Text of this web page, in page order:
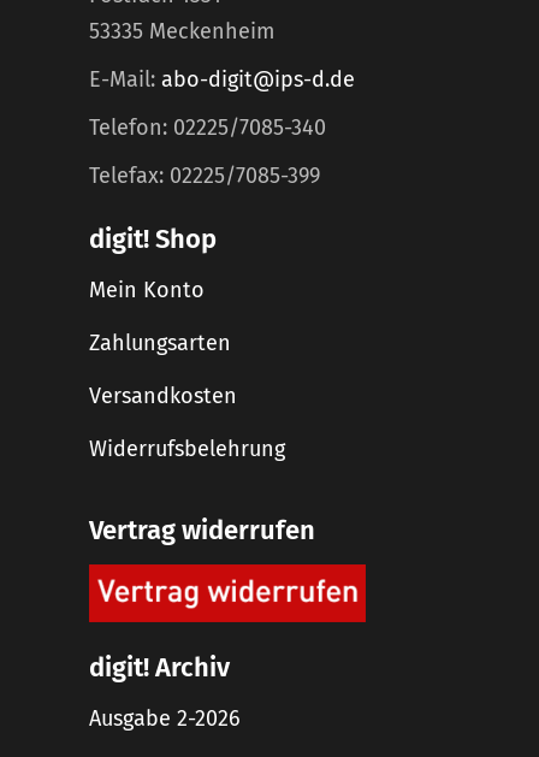
53335 Meckenheim
E-Mail: abo-digit@ips-d.de
Telefon: 02225/7085-340
Telefax: 02225/7085-399
digit! Shop
Mein Konto
Zahlungsarten
Versandkosten
Widerrufsbelehrung
Vertrag widerrufen
digit! Archiv
Ausgabe 2-2026